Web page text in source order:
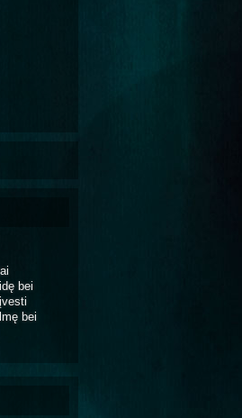
bei
bei